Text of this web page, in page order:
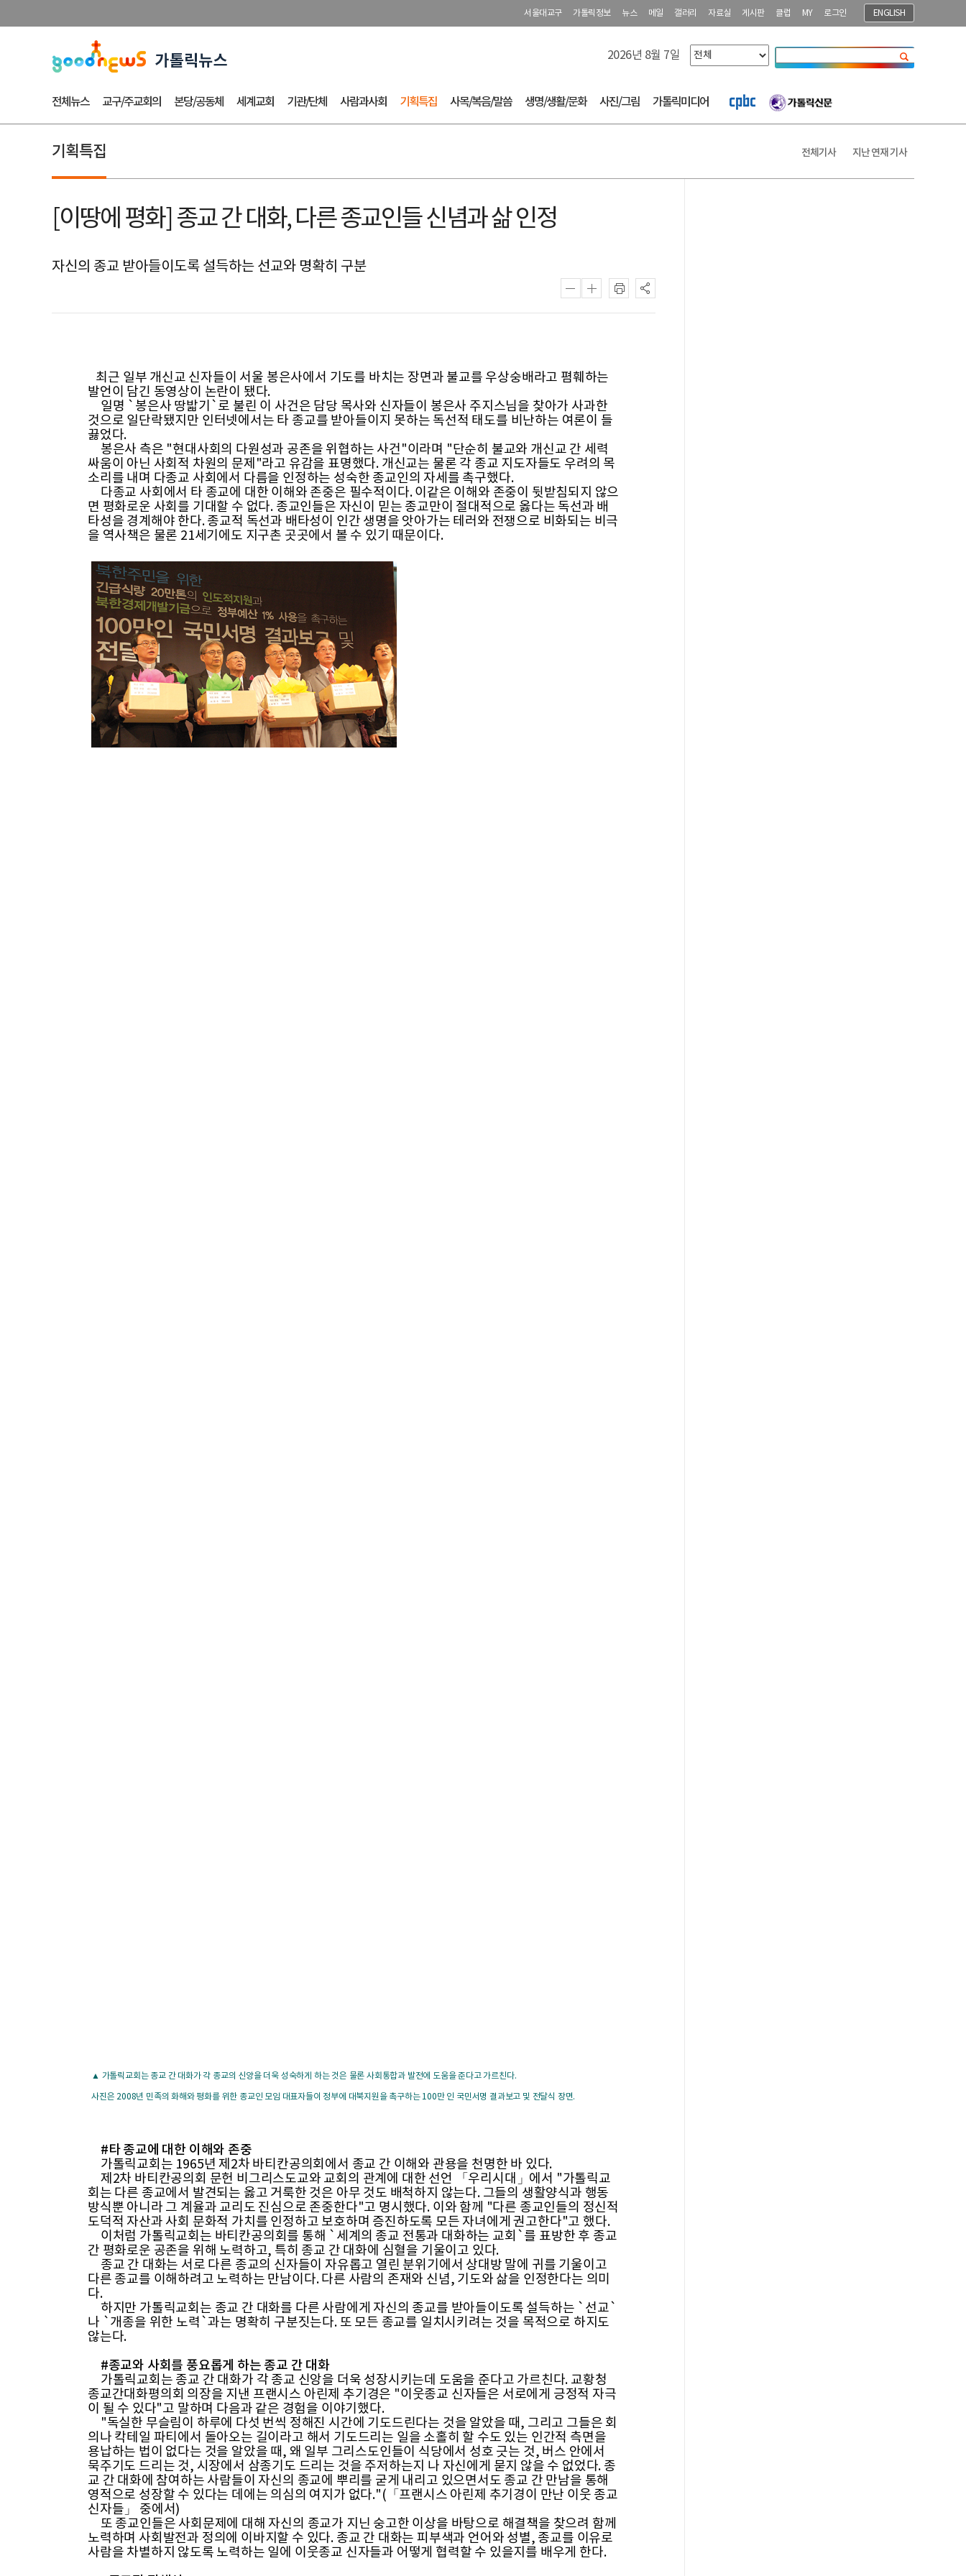
서울대교구 가톨릭정보 뉴스 메일 갤러리 자료실 게시판 클럽 MY 로그인 ENGLISH
2026년 8월 7일
전체뉴스 교구/주교회의 본당/공동체 세계교회 기관/단체 사람과사회 기획특집 사목/복음/말씀 생명/생활/문화 사진/그림 가톨릭미디어
기획특집 전체기사 지난 연재 기사
[이땅에 평화] 종교 간 대화, 다른 종교인들 신념과 삶 인정
자신의 종교 받아들이도록 설득하는 선교와 명확히 구분
최근 일부 개신교 신자들이 서울 봉은사에서 기도를 바치는 장면과 불교를 우상숭배라고 폄훼하는
발언이 담긴 동영상이 논란이 됐다.
일명 `봉은사 땅밟기`로 불린 이 사건은 담당 목사와 신자들이 봉은사 주지스님을 찾아가 사과한
것으로 일단락됐지만 인터넷에서는 타 종교를 받아들이지 못하는 독선적 태도를 비난하는 여론이 들
끓었다.
봉은사 측은 "현대사회의 다원성과 공존을 위협하는 사건"이라며 "단순히 불교와 개신교 간 세력
싸움이 아닌 사회적 차원의 문제"라고 유감을 표명했다. 개신교는 물론 각 종교 지도자들도 우려의 목
소리를 내며 다종교 사회에서 다름을 인정하는 성숙한 종교인의 자세를 촉구했다.
다종교 사회에서 타 종교에 대한 이해와 존중은 필수적이다. 이같은 이해와 존중이 뒷받침되지 않으
면 평화로운 사회를 기대할 수 없다. 종교인들은 자신이 믿는 종교만이 절대적으로 옳다는 독선과 배
타성을 경계해야 한다. 종교적 독선과 배타성이 인간 생명을 앗아가는 테러와 전쟁으로 비화되는 비극
을 역사책은 물론 21세기에도 지구촌 곳곳에서 볼 수 있기 때문이다.
▲ 가톨릭교회는 종교 간 대화가 각 종교의 신앙을 더욱 성숙하게 하는 것은 물론 사회통합과 발전에 도움을 준다고 가르친다.
사진은 2008년 민족의 화해와 평화를 위한 종교인 모임 대표자들이 정부에 대북지원을 촉구하는 100만 인 국민서명 결과보고 및 전달식 장면.
#타 종교에 대한 이해와 존중
가톨릭교회는 1965년 제2차 바티칸공의회에서 종교 간 이해와 관용을 천명한 바 있다.
제2차 바티칸공의회 문헌 비그리스도교와 교회의 관계에 대한 선언 「우리시대」에서 "가톨릭교
회는 다른 종교에서 발견되는 옳고 거룩한 것은 아무 것도 배척하지 않는다. 그들의 생활양식과 행동
방식뿐 아니라 그 계율과 교리도 진심으로 존중한다"고 명시했다. 이와 함께 "다른 종교인들의 정신적
도덕적 자산과 사회 문화적 가치를 인정하고 보호하며 증진하도록 모든 자녀에게 권고한다"고 했다.
이처럼 가톨릭교회는 바티칸공의회를 통해 `세계의 종교 전통과 대화하는 교회`를 표방한 후 종교
간 평화로운 공존을 위해 노력하고, 특히 종교 간 대화에 심혈을 기울이고 있다.
종교 간 대화는 서로 다른 종교의 신자들이 자유롭고 열린 분위기에서 상대방 말에 귀를 기울이고
다른 종교를 이해하려고 노력하는 만남이다. 다른 사람의 존재와 신념, 기도와 삶을 인정한다는 의미
다.
하지만 가톨릭교회는 종교 간 대화를 다른 사람에게 자신의 종교를 받아들이도록 설득하는 `선교`
나 `개종을 위한 노력`과는 명확히 구분짓는다. 또 모든 종교를 일치시키려는 것을 목적으로 하지도
않는다.
#종교와 사회를 풍요롭게 하는 종교 간 대화
가톨릭교회는 종교 간 대화가 각 종교 신앙을 더욱 성장시키는데 도움을 준다고 가르친다. 교황청
종교간대화평의회 의장을 지낸 프랜시스 아린제 추기경은 "이웃종교 신자들은 서로에게 긍정적 자극
이 될 수 있다"고 말하며 다음과 같은 경험을 이야기했다.
"독실한 무슬림이 하루에 다섯 번씩 정해진 시간에 기도드린다는 것을 알았을 때, 그리고 그들은 회
의나 칵테일 파티에서 돌아오는 길이라고 해서 기도드리는 일을 소홀히 할 수도 있는 인간적 측면을
용납하는 법이 없다는 것을 알았을 때, 왜 일부 그리스도인들이 식당에서 성호 긋는 것, 버스 안에서
묵주기도 드리는 것, 시장에서 삼종기도 드리는 것을 주저하는지 나 자신에게 묻지 않을 수 없었다. 종
교 간 대화에 참여하는 사람들이 자신의 종교에 뿌리를 굳게 내리고 있으면서도 종교 간 만남을 통해
영적으로 성장할 수 있다는 데에는 의심의 여지가 없다."(「프랜시스 아린제 추기경이 만난 이웃 종교
신자들」 중에서)
또 종교인들은 사회문제에 대해 자신의 종교가 지닌 숭고한 이상을 바탕으로 해결책을 찾으려 함께
노력하며 사회발전과 정의에 이바지할 수 있다. 종교 간 대화는 피부색과 언어와 성별, 종교를 이유로
사람을 차별하지 않도록 노력하는 일에 이웃종교 신자들과 어떻게 협력할 수 있을지를 배우게 한다.